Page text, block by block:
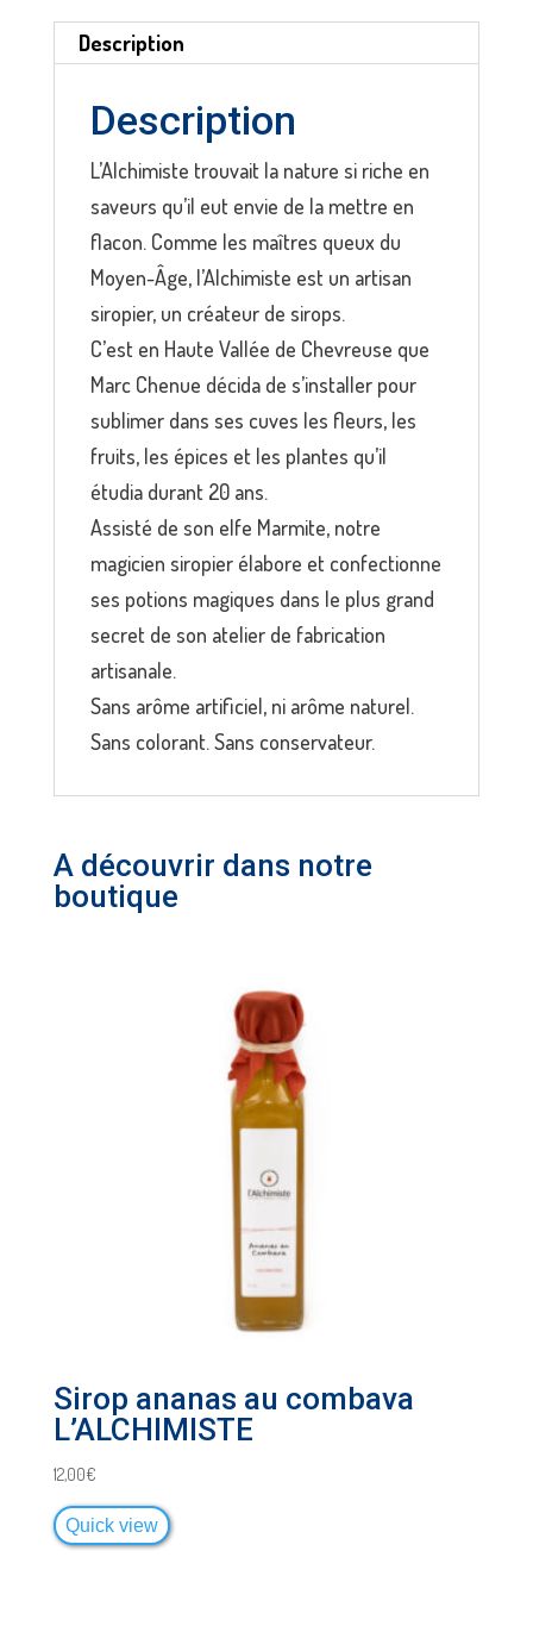
Description
Description
L’Alchimiste trouvait la nature si riche en
saveurs qu’il eut envie de la mettre en
flacon. Comme les maîtres queux du
Moyen-Âge, l’Alchimiste est un artisan
siropier, un créateur de sirops.
C’est en Haute Vallée de Chevreuse que
Marc Chenue décida de s’installer pour
sublimer dans ses cuves les fleurs, les
fruits, les épices et les plantes qu’il
étudia durant 20 ans.
Assisté de son elfe Marmite, notre
magicien siropier élabore et confectionne
ses potions magiques dans le plus grand
secret de son atelier de fabrication
artisanale.
Sans arôme artificiel, ni arôme naturel.
Sans colorant. Sans conservateur.
A découvrir dans notre
boutique
Sirop ananas au combava
L’ALCHIMISTE
12,00€
Quick view